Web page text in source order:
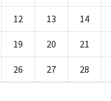
12 13 14
19 20 21
26 27 28